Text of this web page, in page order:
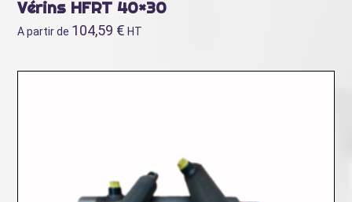
Vérins HFRT 40×30
A partir de 104,59 € HT